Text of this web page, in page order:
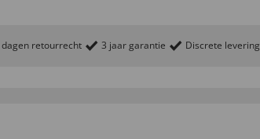
retourrecht 3 jaar garantie Discrete levering